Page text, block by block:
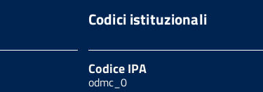
Codici istituzionali
Codice IPA
odmc_0